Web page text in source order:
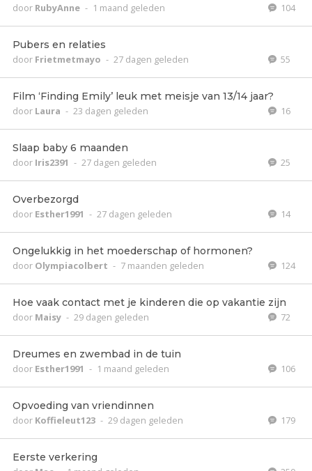
door RubyAnne - 1 maand geleden 104
Pubers en relaties
door Frietmetmayo - 27 dagen geleden 55
Film ‘Finding Emily’ leuk met meisje van 13/14 jaar?
door Laura - 23 dagen geleden 16
Slaap baby 6 maanden
door Iris2391 - 27 dagen geleden 25
Overbezorgd
door Esther1991 - 27 dagen geleden 14
Ongelukkig in het moederschap of hormonen?
door Olympiacolbert - 7 maanden geleden 124
Hoe vaak contact met je kinderen die op vakantie zijn
door Maisy - 29 dagen geleden 72
Dreumes en zwembad in de tuin
door Esther1991 - 1 maand geleden 106
Opvoeding van vriendinnen
door Koffieleut123 - 29 dagen geleden 179
Eerste verkering